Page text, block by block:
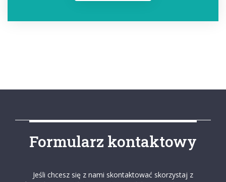
Formularz kontaktowy
Jeśli chcesz się z nami skontaktować skorzystaj z